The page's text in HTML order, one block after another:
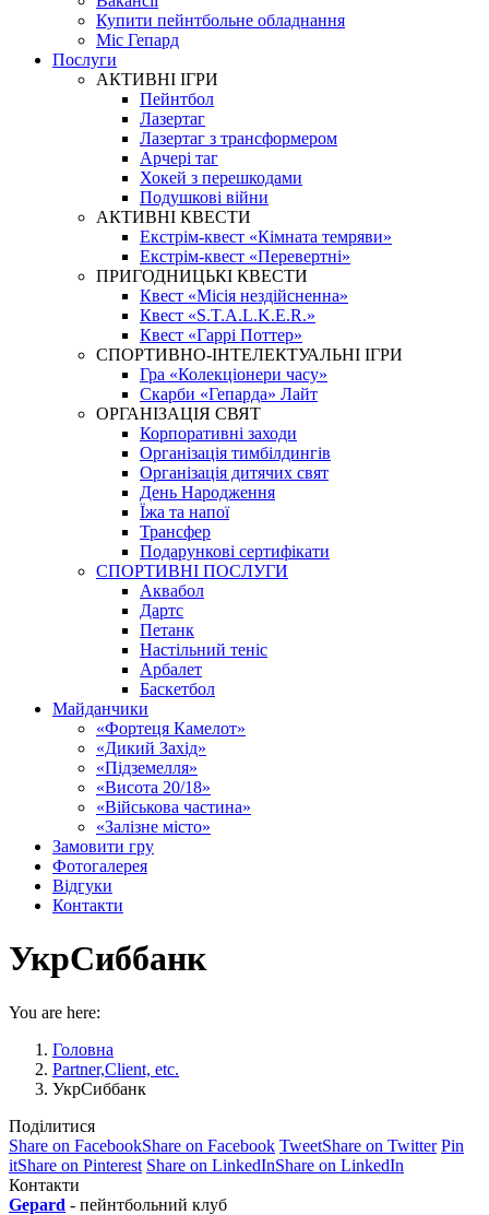
Купити пейнтбольне обладнання
Міс Гепард
Послуги
АКТИВНІ ІГРИ
Пейнтбол
Лазертаг
Лазертаг з трансформером
Арчері таг
Хокей з перешкодами
Подушкові війни
АКТИВНІ КВЕСТИ
Екстрім-квест «Кімната темряви»
Екстрім-квест «Перевертні»
ПРИГОДНИЦЬКІ КВЕСТИ
Квест «Місія нездійсненна»
Квест «S.T.A.L.K.E.R.»
Квест «Гаррі Поттер»
СПОРТИВНО-ІНТЕЛЕКТУАЛЬНІ ІГРИ
Гра «Колекціонери часу»
Скарби «Гепарда» Лайт
ОРГАНІЗАЦІЯ СВЯТ
Корпоративні заходи
Організація тимбілдингів
Організація дитячих свят
День Народження
Їжа та напої
Трансфер
Подарункові сертифікати
СПОРТИВНІ ПОСЛУГИ
Аквабол
Дартс
Петанк
Настільний теніс
Арбалет
Баскетбол
Майданчики
«Фортеця Камелот»
«Дикий Захід»
«Підземелля»
«Висота 20/18»
«Військова частина»
«Залізне місто»
Замовити гру
Фотогалерея
Відгуки
Контакти
УкрСиббанк
You are here:
Головна
Partner,Client, etc.
УкрСиббанк
Поділитися
Share on FacebookShare on Facebook TweetShare on Twitter Pin
itShare on Pinterest Share on LinkedInShare on LinkedIn
Контакти
Gepard - пейнтбольний клуб